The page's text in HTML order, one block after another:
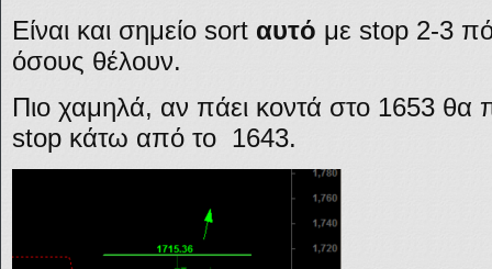
Είναι και σημείο sort αυτό με stop 2-3
όσους θέλουν.
Πιο χαμηλά, αν πάει κοντά στο 1653 θα
stop κάτω από το 1643.